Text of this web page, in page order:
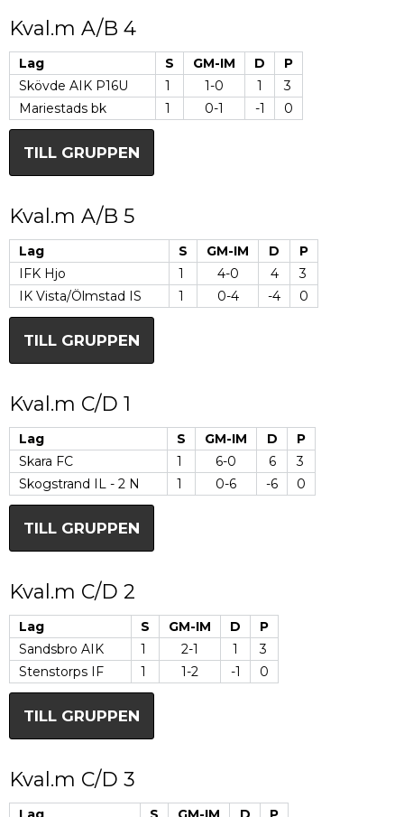
Kval.m A/B 4
Lag S GM-IM D
P
Skövde AIK P16U
1 1-0 1
3
Mariestads bk
1 0-1 -1 0
TILL GRUPPEN
Kval.m A/B 5
Lag S GM-IM D
P
IFK Hjo
1 4-0 4
3
IK Vista/Ölmstad IS
1 0-4 -4 0
TILL GRUPPEN
Kval.m C/D 1
Lag S GM-IM D
P
Skara FC
1 6-0 6
3
Skogstrand IL - 2 N
1 0-6 -6 0
TILL GRUPPEN
Kval.m C/D 2
Lag S GM-IM D
P
Sandsbro AIK
1 2-1 1
3
Stenstorps IF
1 1-2 -1 0
TILL GRUPPEN
Kval.m C/D 3